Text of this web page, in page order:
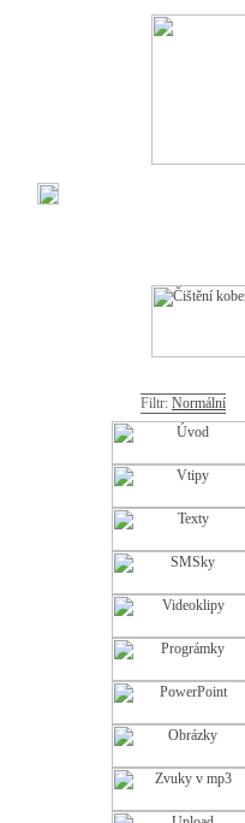
Filtr: Normální